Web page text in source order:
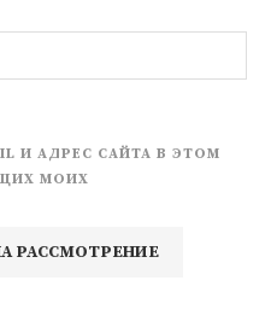
И АДРЕС САЙТА В ЭТОМ
МОИХ